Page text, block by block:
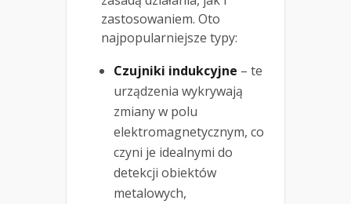
zastosowaniem. Oto
najpopularniejsze typy:
Czujniki indukcyjne – te
urządzenia wykrywają
zmiany w polu
elektromagnetycznym, co
czyni je idealnymi do
detekcji obiektów
metalowych,